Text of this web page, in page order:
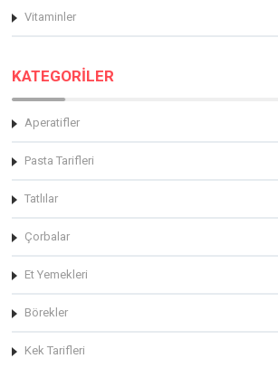
Vitaminler
KATEGORİLER
Aperatifler
Pasta Tarifleri
Tatlılar
Çorbalar
Et Yemekleri
Börekler
Kek Tarifleri